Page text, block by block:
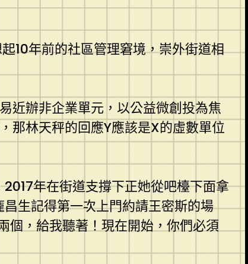
10年前的社區管理窘境，崇外街道相
近辦非企業單元，以公益微創投為焦
那林天秤的回應Y應該是X的虛數單位
年在街道支撐下正她從吧檯下面拿
昌生記得第一次上門約請王密斯的場
個，給我聽著！現在開始，你們必須